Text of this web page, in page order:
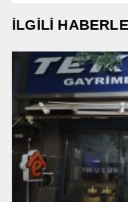
İLGİLİ